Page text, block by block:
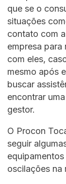
que se o
situações
contato com
empresa
com eles,
mesmo após
buscar
encontrar
gestor.
O Procon
seguir
oscilações na